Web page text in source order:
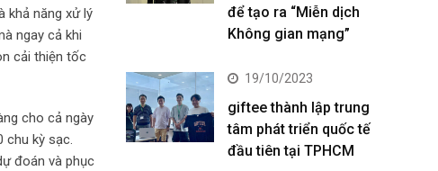
khả năng xử lý
ngay cả khi
cải thiện tốc
cho cả ngày
chu kỳ sạc.
đoán và phục
để tạo ra “Miễn dịch
Không gian mạng”
19/10/2023
giftee thành lập trung
tâm phát triển quốc tế
đầu tiên tại TPHCM